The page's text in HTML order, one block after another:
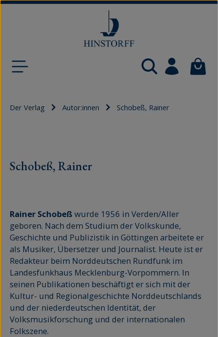
Der Verlag Autor:innen Schobeß, Rainer
Schobeß, Rainer
Rainer Schobeß wurde 1956 in Verden/Aller
geboren. Nach dem Studium der Volkskunde,
Geschichte und Publizistik in Göttingen arbeitete er
als Musiker, Übersetzer und Journalist. Heute ist er
Redakteur beim Norddeutschen Rundfunk im
Landesfunkhaus Mecklenburg-Vorpommern. In
seinen Publikationen beschäftigt er sich mit der
Kultur- und Regionalgeschichte Norddeutschlands
und der niederdeutschen Identität, der
Volksmusikforschung und der internationalen
Folkszene.